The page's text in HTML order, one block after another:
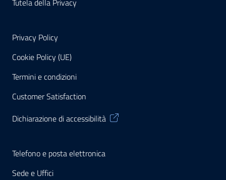
Tutela della Privacy
Privacy Policy
Cookie Policy (UE)
Termini e condizioni
Customer Satisfaction
Dichiarazione di accessibilità
Telefono e posta elettronica
Sede e Uffici